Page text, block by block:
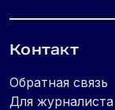
Контакт
Обратная связь
Для журналиста